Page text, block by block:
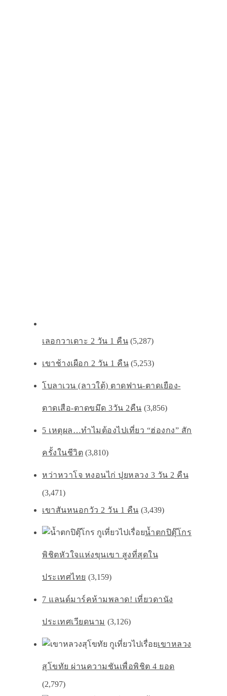
เลอกวาเดาะ 2 วัน 1 คืน (5,287)
เขาช้างเผือก 2 วัน 1 คืน (5,253)
โบลาเวน (ลาวใต้) ตาดฟาน-ตาดเยือง-
ตาดเสือ-ตาดขมึด 3วัน 2คืน (3,856)
5 เหตุผล…ทำไมต้องไปเที่ยว “ฮ่องกง” สัก
ครั้งในชีวิต (3,810)
หว่าหวาโจ หงอนไก่ ปุยหลวง 3 วัน 2 คืน
(3,471)
เขาสันหนอกวัว 2 วัน 1 คืน (3,439)
น้ำตกปิตุ๊โกร
พิชิตหัวใจเเห่งขุนเขา สูงที่สุดใน
ประเทศไทย (3,159)
7 แลนด์มาร์คห้ามพลาด! เที่ยวดานัง
ประเทศเวียดนาม (3,126)
เขาหลวง
สุโขทัย ผ่านความชันเพื่อพิชิต 4 ยอด
(2,797)